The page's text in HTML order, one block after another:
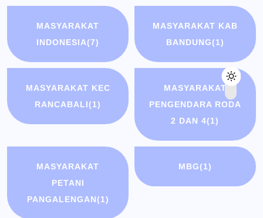
MASYARAKAT
INDONESIA(7)
MASYARAKAT KAB
BANDUNG(1)
MASYARAKAT KEC
RANCABALI(1)
MASYARAKAT
PENGENDARA RODA
2 DAN 4(1)
MASYARAKAT
PETANI
PANGALENGAN(1)
MBG(1)